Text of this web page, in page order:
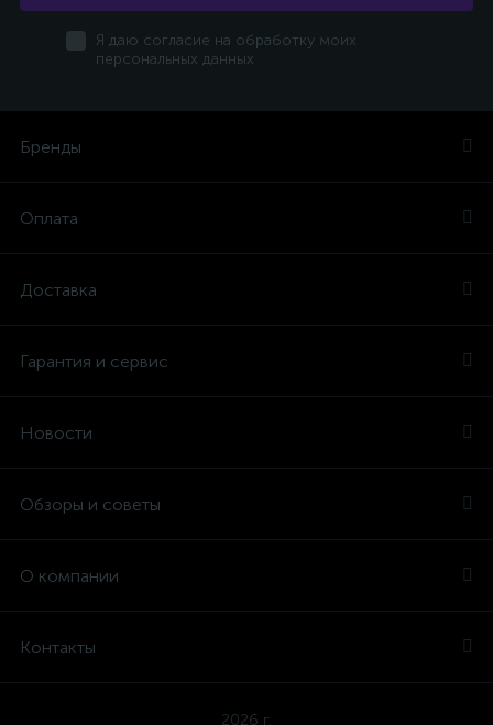
Я даю согласие на обработку моих
персональных данных
Бренды
Оплата
Доставка
Гарантия и сервис
Новости
Обзоры и советы
О компании
Контакты
2026 г.